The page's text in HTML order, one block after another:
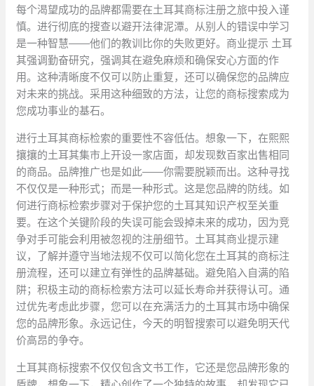
每个渴望成功的品牌都需要在土耳其商标注册之旅中投入谨
慎。进行彻底的搜查以避开法律泥潭。从别人的错误中学习
是一种智慧——他们的教训比你的失败更好。商业提示 土耳
其强调勤奋研究，强调其在避免麻烦和确保安心方面的作
用。这种清晰度不仅可以防止重复，还可以确保您的品牌应
对未来的挑战。采用这种细致的方法，让您的商标搜索成为
您成功事业的基石。
进行土耳其商标检索的重要性不容低估。想象一下，在熙熙
攘攘的土耳其集市上开设一家店面，却发现数百家出售相同
的商品。品牌推广也是如此——你需要脱颖而出。这种寻找
不仅仅是一种形式；而是一种形式。这是您品牌的防线。如
何进行商标检索步骤对于保护您的土耳其知识产权至关重
要。在这个关键阶段的失误可能会毁掉未来的成功，因为竞
争对手可能会利用被忽视的注册细节。土耳其商业提示建
议，了解并遵守当地法规不仅可以简化您在土耳其的商标注
册流程，还可以建立有弹性的品牌基础。避免陷入自满的陷
阱；积极主动的商标检索方法可以延长寿命并获得认可。通
过优先考虑此步骤，您可以在充满活力的土耳其市场中确保
您的品牌形象。永远记住，今天的明智搜索可以避免明天代
价高昂的争夺。
土耳其商标搜索不仅仅包含文书工作，它还是您品牌形象的